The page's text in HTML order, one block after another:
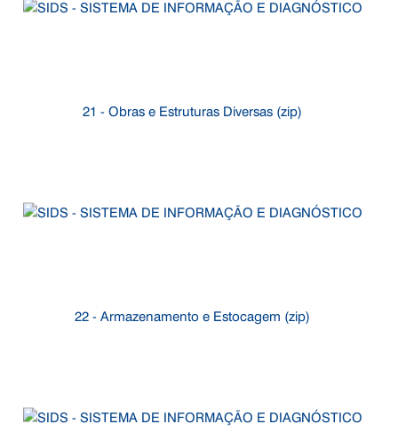
21 - Obras e Estruturas Diversas (zip)
22 - Armazenamento e Estocagem (zip)